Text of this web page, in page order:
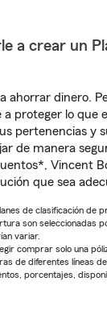
a crear un
ahorrar dinero.
proteger lo que
pertenencias y
de manera
Vincent
que sea
de clasificación de
son seleccionadas
variar.
comprar solo una
de diferentes líneas
porcentajes,